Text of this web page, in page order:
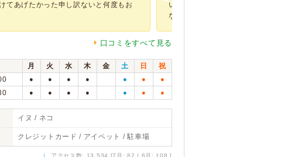
てあげたかった申し訳ないと何度もお
いました。 特にこの病院を勧めら
なく、住ま...
口コミをすべて見る
月 火 水 木 金 土 日
祝
● ● ● ● ● ● ●
● ● ● ● ● ● ●
イヌ / ネコ
クレジットカード / アイペット / 駐車場
↓ アクセス数: 13,534 [7月: 82 | 6月: 108 ]